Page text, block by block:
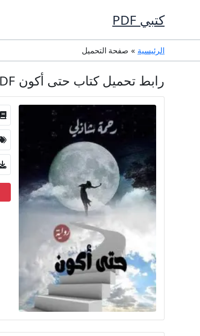
كتبي PDF
الرئيسية صفحة التحميل
رابط تحميل كتاب حتى أكون PDF رحمة شاذلي